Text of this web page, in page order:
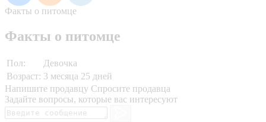
Факты о питомце
Факты о питомце
Пол:
Девочка
Возраст: 3 месяца 25 дней
Напишите продавцу Спросите продавца
Задайте вопросы, которые вас интересуют